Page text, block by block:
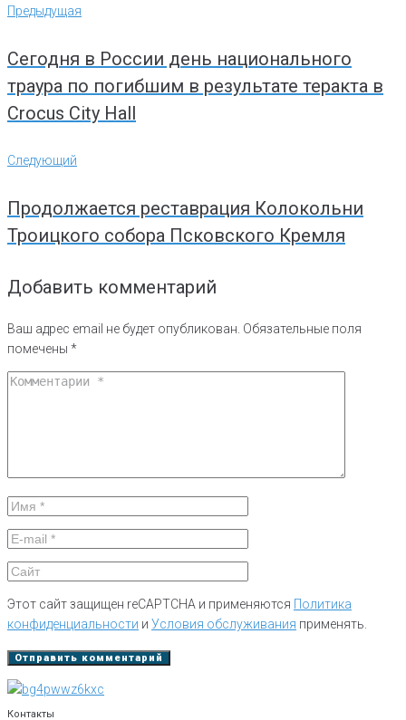
Навигация
по
Предыдущая
Предыдущая
Сегодня в России день национального
траура по погибшим в результате теракта в
Crocus City Hall
Следующий
Следующий
Продолжается реставрация Колокольни
Троицкого собора Псковского Кремля
Добавить комментарий
Ваш адрес email не будет опубликован. Обязательные поля
помечены *
Этот сайт защищен reCAPTCHA и применяются Политика
конфиденциальности и Условия обслуживания применять.
Контакты